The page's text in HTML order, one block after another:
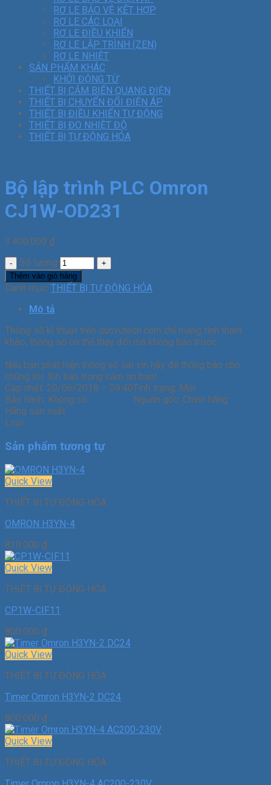
RƠ LE BẢO VỆ KẾT HỢP
RƠ LE CÁC LOẠI
RƠ LE ĐIỀU KHIỂN
RƠ LE LẬP TRÌNH (ZEN)
RƠ LE NHIỆT
SẢN PHẨM KHÁC
KHỞI ĐỘNG TỪ
THIẾT BỊ CẢM BIẾN QUANG ĐIỆN
THIẾT BỊ CHUYỂN ĐỔI ĐIỆN ÁP
THIẾT BỊ ĐIỀU KHIỂN TỰ ĐỘNG
THIẾT BỊ ĐO NHIỆT ĐỘ
THIẾT BỊ TỰ ĐỘNG HÓA
Bộ lập trình PLC Omron
CJ1W-OD231
3.400.000 ₫
Số lượng
Thêm vào giỏ hàng
Danh mục: THIẾT BỊ TỰ ĐỘNG HÓA
Mô tả
Thông số kĩ thuật trên ducvutech.com chỉ mang tính tham
khảo, thông số có thể thay đổi mà không báo trước.
Nếu bạn phát hiện thông số sai xin hãy để thông báo cho
chúng tôi. Xin trân trọng cảm ơn bạn!
Cập nhật: 20/06/2018 – 09:40Tình trạng: Mới
Bảo hành: Không có Nguồn gốc: Chính hãng
Hãng sản xuất
Loại
Sản phẩm tương tự
Quick View
THIẾT BỊ TỰ ĐỘNG HÓA
OMRON H3YN-4
820.000 ₫
Quick View
THIẾT BỊ TỰ ĐỘNG HÓA
CP1W-CIF11
800.000 ₫
Quick View
THIẾT BỊ TỰ ĐỘNG HÓA
Timer Omron H3YN-2 DC24
800.000 ₫
Quick View
THIẾT BỊ TỰ ĐỘNG HÓA